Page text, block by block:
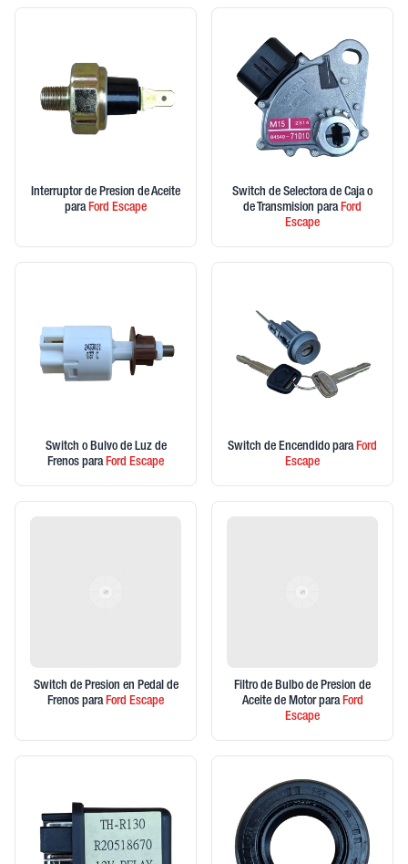
Interruptor de Presion de Aceite
paraFord Escape
Switch de Selectora de Caja o
de Transmision paraFord
Escape
Switch o Bulvo de Luz de
Frenos paraFord Escape
Switch de Encendido paraFord
Escape
Switch de Presion en Pedal de
Frenos paraFord Escape
Filtro de Bulbo de Presion de
Aceite de Motor paraFord
Escape